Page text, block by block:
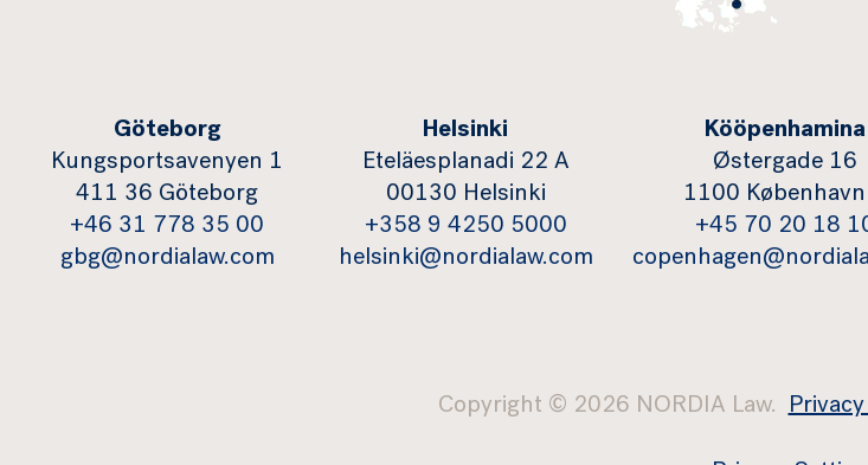
Göteborg
Kungsportsavenyen 1
411 36 Göteborg
+46 31 778 35 00
gbg@nordialaw.com
Helsinki
Eteläesplanadi 22 A
00130 Helsinki
+358 9 4250 5000
helsinki@nordialaw.com
Kööpenhamina
Østergade 16
1100 København
+45 70 20 18
Copyright © 2026 NORDIA Law.